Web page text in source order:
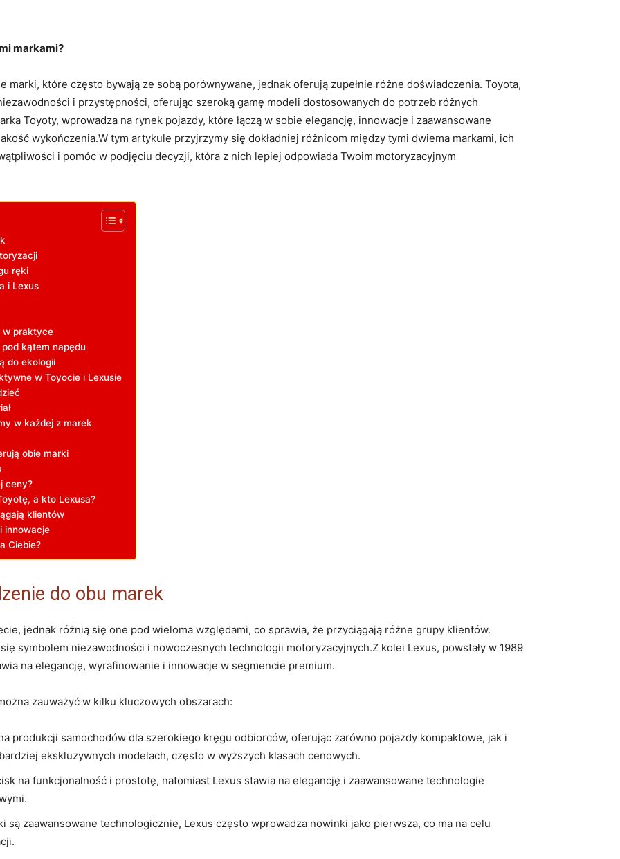
markami?
marki, które często bywają ze sobą porównywane, jednak oferują zupełnie różne doświadczenia. Toyota,
i przystępności, oferując szeroką gamę modeli dostosowanych do potrzeb różnych
Toyoty, wprowadza na rynek pojazdy, które łączą w sobie elegancję, innowacje i zaawansowane
wykończenia.W tym artykule przyjrzymy się dokładniej różnicom między tymi dwiema markami, ich
i pomóc w podjęciu decyzji, która z nich lepiej odpowiada Twoim motoryzacyjnym
ręki
i Lexus
w praktyce
kątem napędu
do ekologii
w Toyocie i Lexusie
w każdej z marek
obie marki
ceny?
a kto Lexusa?
klientów
innowacje
Ciebie?
do obu marek
jednak różnią się one pod wieloma względami, co sprawia, że przyciągają różne grupy klientów.
symbolem niezawodności i nowoczesnych technologii motoryzacyjnych.Z kolei Lexus, powstały w 1989
na elegancję, wyrafinowanie i innowacje w segmencie premium.
zauważyć w kilku kluczowych obszarach:
produkcji samochodów dla szerokiego kręgu odbiorców, oferując zarówno pojazdy kompaktowe, jak i
ekskluzywnych modelach, często w wyższych klasach cenowych.
na funkcjonalność i prostotę, natomiast Lexus stawia na elegancję i zaawansowane technologie
są zaawansowane technologicznie, Lexus często wprowadza nowinki jako pierwsza, co ma na celu